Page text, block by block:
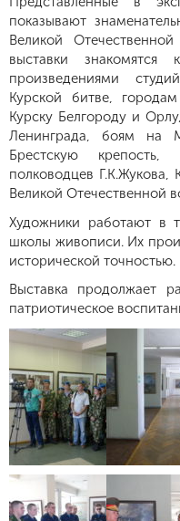
показывают
Великой
выставки
произведениями
Курской битве,
Курску Белгороду и
Ленинграда, боям на
Брестскую крепость,
полководцев Г.К.Жукова,
Великой Отечественной
Художники работают в
школы живописи. Их
исторической точностью.
Выставка продолжает
патриотическое